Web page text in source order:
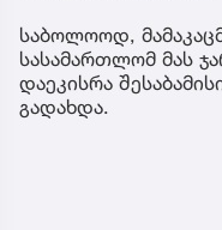
საბოლოოდ,
სასამართლომ მას
დაეკისრა
გადახდა.